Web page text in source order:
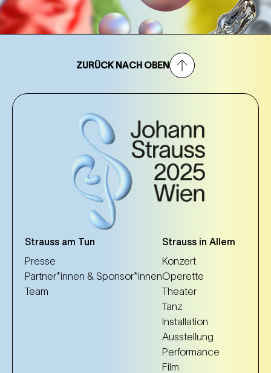
ZURÜCK NACH OBEN
Strauss am Tun
Presse
Partner*innen & Sponsor*innen
Team
Strauss in Allem
Konzert
Operette
Theater
Tanz
Installation
Ausstellung
Performance
Film